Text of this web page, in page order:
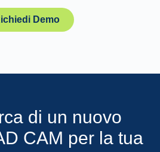
Demo
di un nuovo
CAM per la tua